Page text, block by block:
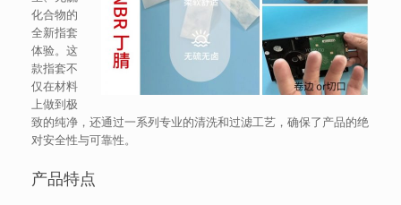
化合物的
全新指套
体验。这
款指套不
仅在材料
上做到极
致的纯净，还通过一系列专业的清洗和过滤工艺，确保了产品的绝
对安全性与可靠性。
产品特点